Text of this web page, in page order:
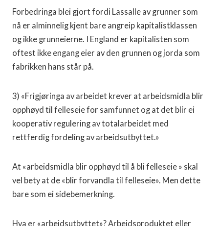
Forbedringa blei gjort fordi Lassalle av grunner som
nå er alminnelig kjent bare angreip kapitalistklassen
og ikke grunneierne. I England er kapitalisten som
oftest ikke engang eier av den grunnen og jorda som
fabrikken hans står på.
3) «Frigjøringa av arbeidet krever at arbeidsmidla blir
opphøyd til felleseie for samfunnet og at det blir ei
kooperativ regulering av totalarbeidet med
rettferdig fordeling av arbeidsutbyttet.»
At «arbeidsmidla blir opphøyd til å bli felleseie » skal
vel bety at de «blir forvandla til felleseie». Men dette
bare som ei sidebemerkning.
Hva er «arbeidsutbyttet»? Arbeidsproduktet eller